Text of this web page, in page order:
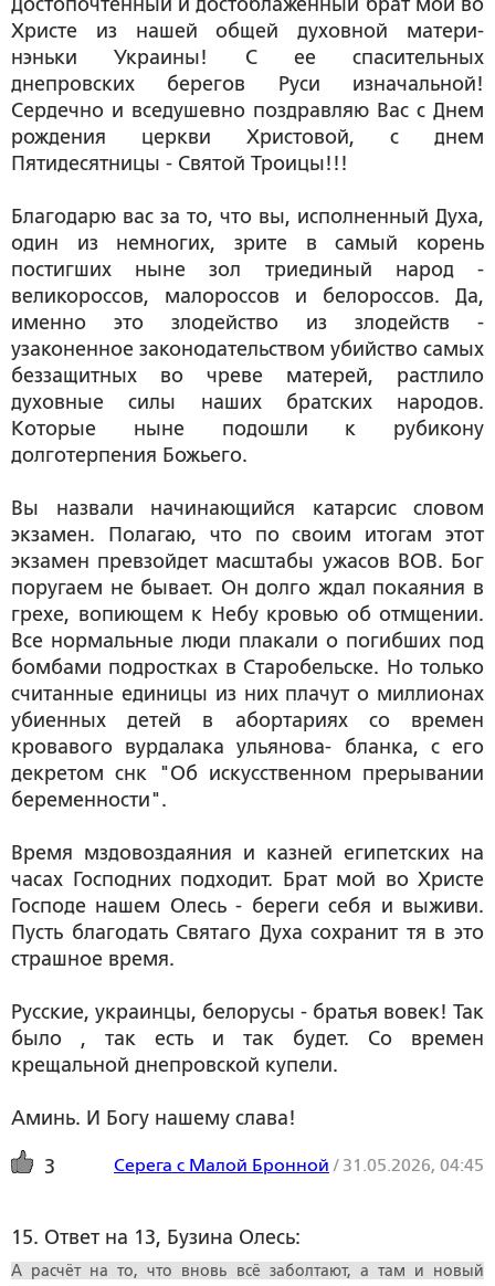
Христе из нашей общей духовной матери-
нэньки Украины! С ее спасительных
днепровских берегов Руси изначальной!
Сердечно и вседушевно поздравляю Вас с Днем
рождения церкви Христовой, с днем
Пятидесятницы - Святой Троицы!!!
Благодарю вас за то, что вы, исполненный Духа,
один из немногих, зрите в самый корень
постигших ныне зол триединый народ -
великороссов, малороссов и белороссов. Да,
именно это злодейство из злодейств -
узаконенное законодательством убийство самых
беззащитных во чреве матерей, растлило
духовные силы наших братских народов.
Которые ныне подошли к рубикону
долготерпения Божьего.
Вы назвали начинающийся катарсис словом
экзамен. Полагаю, что по своим итогам этот
экзамен превзойдет масштабы ужасов ВОВ. Бог
поругаем не бывает. Он долго ждал покаяния в
грехе, вопиющем к Небу кровью об отмщении.
Все нормальные люди плакали о погибших под
бомбами подростках в Старобельске. Но только
считанные единицы из них плачут о миллионах
убиенных детей в абортариях со времен
кровавого вурдалака ульянова- бланка, с его
декретом снк "Об искусственном прерывании
беременности".
Время мздовоздаяния и казней египетских на
часах Господних подходит. Брат мой во Христе
Господе нашем Олесь - береги себя и выживи.
Пусть благодать Святаго Духа сохранит тя в это
страшное время.
Русские, украинцы, белорусы - братья вовек! Так
было , так есть и так будет. Со времен
крещальной днепровской купели.
Аминь. И Богу нашему слава!
3 Серега с Малой Бронной / 31.05.2026, 04:45
15. Ответ на 13, Бузина Олесь:
А расчёт на то, что вновь всё заболтают, а там и новый